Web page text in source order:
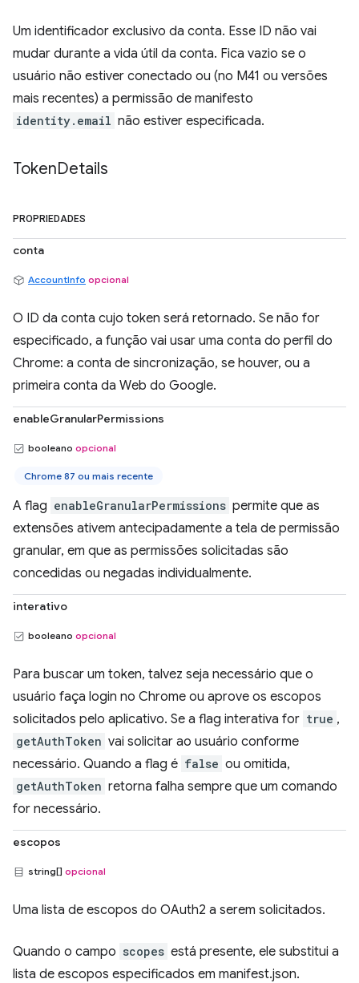
Um identificador exclusivo da conta. Esse ID não vai
mudar durante a vida útil da conta. Fica vazio se o
usuário não estiver conectado ou (no M41 ou versões
mais recentes) a permissão de manifesto
identity.email não estiver especificada.
TokenDetails
PROPRIEDADES
conta
AccountInfo opcional
O ID da conta cujo token será retornado. Se não for
especificado, a função vai usar uma conta do perfil do
Chrome: a conta de sincronização, se houver, ou a
primeira conta da Web do Google.
enableGranularPermissions
booleano opcional
Chrome 87 ou mais recente
A flag enableGranularPermissions permite que as
extensões ativem antecipadamente a tela de permissão
granular, em que as permissões solicitadas são
concedidas ou negadas individualmente.
interativo
booleano opcional
Para buscar um token, talvez seja necessário que o
usuário faça login no Chrome ou aprove os escopos
solicitados pelo aplicativo. Se a flag interativa for true ,
getAuthToken vai solicitar ao usuário conforme
necessário. Quando a flag é false ou omitida,
getAuthToken retorna falha sempre que um comando
for necessário.
escopos
string[] opcional
Uma lista de escopos do OAuth2 a serem solicitados.
Quando o campo scopes está presente, ele substitui a
lista de escopos especificados em manifest.json.